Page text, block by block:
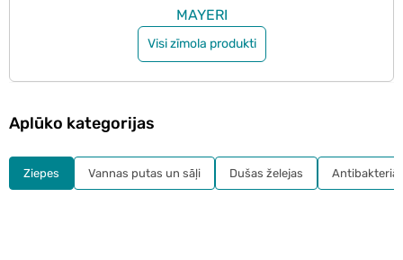
MAYERI
Visi zīmola produkti
Aplūko kategorijas
Ziepes Vannas putas un sāļi Dušas želejas